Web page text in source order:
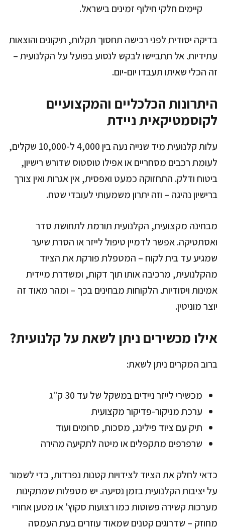
קיימים חלקי חילוף זמינים בישראל.
בדיקה יסודית לפני רכישה תחסוך תקלות, תיקונים והוצאות
עתידיות. אל תתביישו לבקש לנסוע בפועל על הקלנועית –
זה הכלי שאיתו תעבדו יום-יום.
היתרונות הכלכליים והמקצועיים
לקוסמטיקאית ניידת
עלות קלנועית מיד שנייה נעה בין 4,000 ל-10,000 שקלים,
לעומת רכבים מסחריים או אפילו טוסטוס שדורש רישיון,
ביטוח ודלק. התחזוקה כמעט ואפסית, אין אגרות ואין צורך
ברישיון נהיגה – וזה יתרון משמעותי לעובדי שטח.
מבחינה מקצועית, הקלנועית תורמת לתחושת סדר
ואסתטיקה. אפשר לדמיין טיפול לייזר או הסרת שיער
שמגיע עד בית לקוח – המטפלת פורקת את הציוד
מהקלנועית, מרכיבה אותו תוך דקות, ומשדרת מיידית
אמינות ויסודיות. הלקוחות מבחינים בכך – ומהר מאוד זה
יוצר מוניטין.
אילו מכשירים ניתן לשאת על קלנועית?
ברוב המקרים ניתן לשאת:
מכשירי לייזר ניידים במשקל של עד 30 ק"ג
ערכת מניקור-פדיקור מקצועית
תיק עם ציוד פילינג, מסכות, סרומים ועוד
שרפרפים מתקפלים או מיטה לתקיעה מהירה
כדאי לחלק את הציוד לצידויות קטנות נפרדות, כדי לשמור
על יציבות הקלנועית בזמן נסיעה. יש מטפלות שמתקינות
מערכות קשירה פשוטות כמו רצועות סקוץ' או מטען אחורי
מחוזק – שדרוגים קטנים שמאוד עוזרים בעת העמסה